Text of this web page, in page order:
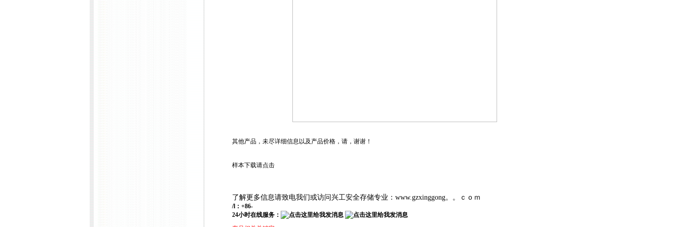
其他产品，未尽详细信息以及产品价格，请，谢谢！
样本下载请点击
了解更多信息请致电我们或访问兴工安全存储专业： www.gzxinggong。。ｃｏｍ
/l：+86-
24小时在线服务：